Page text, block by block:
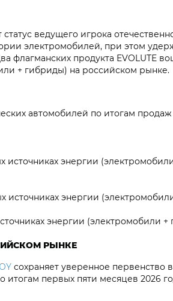
ведущего игрока
электромобилей, при этом
флагманских продукта
+ гибриды) на российском рынке.
автомобилей по итогам продаж
источниках энергии
энергии
энергии (электромобили
РЫНКЕ
сохраняет уверенное первенство
первых пяти месяцев 2026